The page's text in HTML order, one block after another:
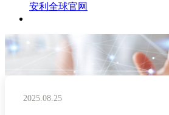
安利全球官网
2025.08.25